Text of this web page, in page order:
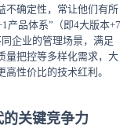
不确定性，常让他们有所
产品体系”（即4大版本+7
企业的管理场景，满足
量把控等多样化需求，大
性价比的技术红利。
关键竞争力